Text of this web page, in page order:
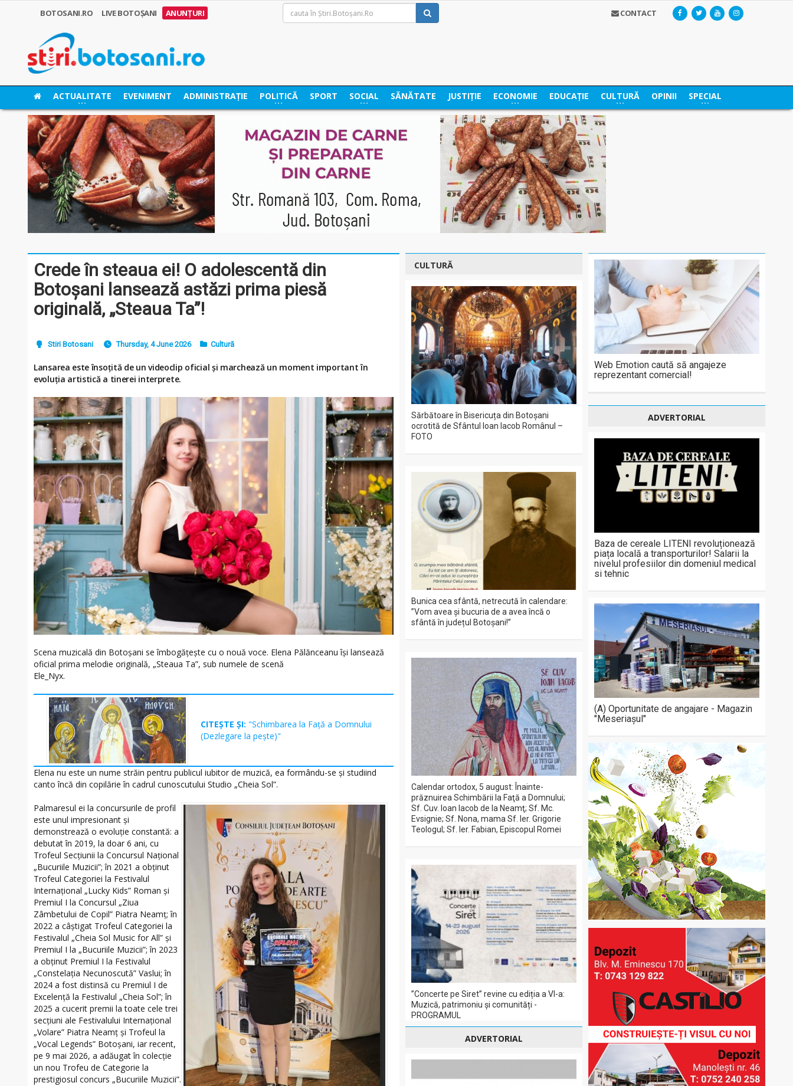
BOTOSANI.RO LIVE BOTOȘANI ANUNȚURI CONTACT
ACTUALITATE EVENIMENT ADMINISTRAȚIE POLITICĂ SPORT SOCIAL SĂNĂTATE JUSTIȚIE ECONOMIE EDUCAȚIE CULTURĂ OPINII SPECIAL
Crede în steaua ei! O adolescentă din
Botoșani lansează astăzi prima piesă
originală, „Steaua Ta”!
Stiri Botosani Thursday, 4 June 2026 Cultură
Lansarea este însoțită de un videoclip oficial și marchează un moment important în
evoluția artistică a tinerei interprete.
Scena muzicală din Botoșani se îmbogățește cu o nouă voce. Elena Pălănceanu își lansează
oficial prima melodie originală, „Steaua Ta”, sub numele de scenă
Ele_Nyx.
CITEȘTE ȘI: "Schimbarea la Față a Domnului
(Dezlegare la peşte)"
Elena nu este un nume străin pentru publicul iubitor de muzică, ea formându-se și studiind
canto încă din copilărie în cadrul cunoscutului Studio „Cheia Sol”.
Palmaresul ei la concursurile de profil
este unul impresionant și
demonstrează o evoluție constantă: a
debutat în 2019, la doar 6 ani, cu
Trofeul Secțiunii la Concursul Național
„Bucuriile Muzicii”; în 2021 a obținut
Trofeul Categoriei la Festivalul
Internațional „Lucky Kids” Roman și
Premiul I la Concursul „Ziua
Zâmbetului de Copil” Piatra Neamț; în
2022 a câștigat Trofeul Categoriei la
Festivalul „Cheia Sol Music for All” și
Premiul I la „Bucuriile Muzicii”; în 2023
a obținut Premiul I la Festivalul
„Constelația Necunoscută” Vaslui; în
2024 a fost distinsă cu Premiul I de
Excelență la Festivalul „Cheia Sol”; în
2025 a cucerit premii la toate cele trei
secțiuni ale Festivalului Internațional
„Volare” Piatra Neamț și Trofeul la
„Vocal Legends” Botoșani, iar recent,
pe 9 mai 2026, a adăugat în colecție
un nou Trofeu de Categorie la
prestigiosul concurs „Bucuriile Muzicii”.
CULTURĂ
Sărbătoare în Bisericuța din Botoșani
ocrotită de Sfântul Ioan Iacob Românul –
FOTO
Bunica cea sfântă, netrecută în calendare:
”Vom avea și bucuria de a avea încă o
sfântă în județul Botoșani!”
Calendar ortodox, 5 august: Înainte-
prăznuirea Schimbării la Faţă a Domnului;
Sf. Cuv. Ioan Iacob de la Neamţ; Sf. Mc.
Evsignie; Sf. Nona, mama Sf. Ier. Grigorie
Teologul; Sf. Ier. Fabian, Episcopul Romei
”Concerte pe Siret” revine cu ediția a VI-a:
Muzică, patrimoniu și comunități -
PROGRAMUL
ADVERTORIAL
Web Emotion caută să angajeze
reprezentant comercial!
ADVERTORIAL
Baza de cereale LITENI revoluționează
piața locală a transporturilor! Salarii la
nivelul profesiilor din domeniul medical
si tehnic
(A) Oportunitate de angajare - Magazin
"Meseriașul"